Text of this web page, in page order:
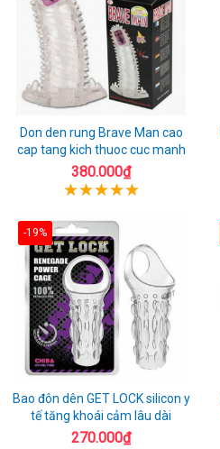
Don den rung Brave Man cao
cap tang kich thuoc cuc manh
380.000₫
-19%
Bao đôn dên GET LOCK silicon y
tế tăng khoái cảm lâu dài
270.000₫